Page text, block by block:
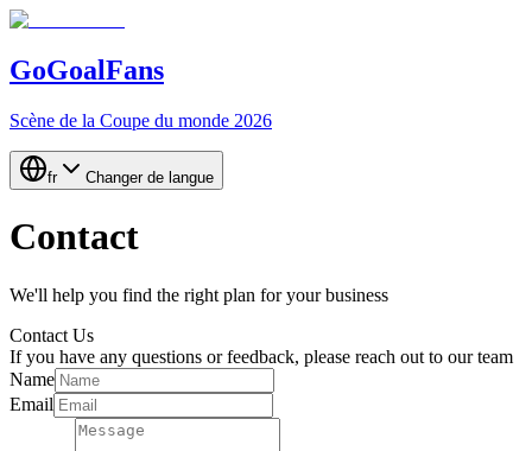
GoGoalFans
Scène de la Coupe du monde 2026
fr Changer de langue
Contact
We'll help you find the right plan for your business
Contact Us
If you have any questions or feedback, please reach out to our team
Name
Email